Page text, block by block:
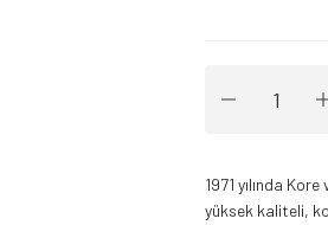
1971 yılında
yüksek kaliteli,